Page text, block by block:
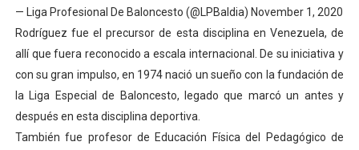
Plan Quirúrgico Regional llega a Pueblo Llano con la
Iaanem graduó a bebés de Mérida en jornada de
— Liga Profesional De Baloncesto (@LPBaldia) November 1, 2020
Rodríguez fue el precursor de esta disciplina en Venezuela, de
allí que fuera reconocido a escala internacional. De su iniciativa y
con su gran impulso, en 1974 nació un sueño con la fundación de
la Liga Especial de Baloncesto, legado que marcó un antes y
después en esta disciplina deportiva.
También fue profesor de Educación Física del Pedagógico de